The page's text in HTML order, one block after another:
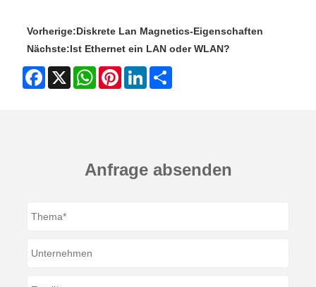
Vorherige:Diskrete Lan Magnetics-Eigenschaften
Nächste:Ist Ethernet ein LAN oder WLAN?
Facebook
X WhatsAppPinterestLinkedIn
Anfrage absenden